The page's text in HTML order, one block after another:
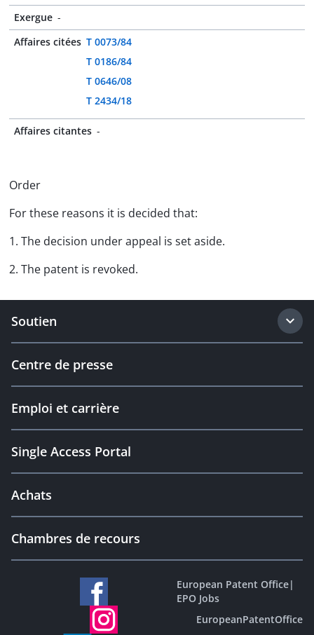
Exergue -
Affaires citées T 0073/84
T 0186/84
T 0646/08
T 2434/18
Affaires citantes -
Order
For these reasons it is decided that:
1. The decision under appeal is set aside.
2. The patent is revoked.
Soutien
Centre de presse
Emploi et carrière
Single Access Portal
Achats
Chambres de recours
European Patent Office|
EPO Jobs
EuropeanPatentOffice